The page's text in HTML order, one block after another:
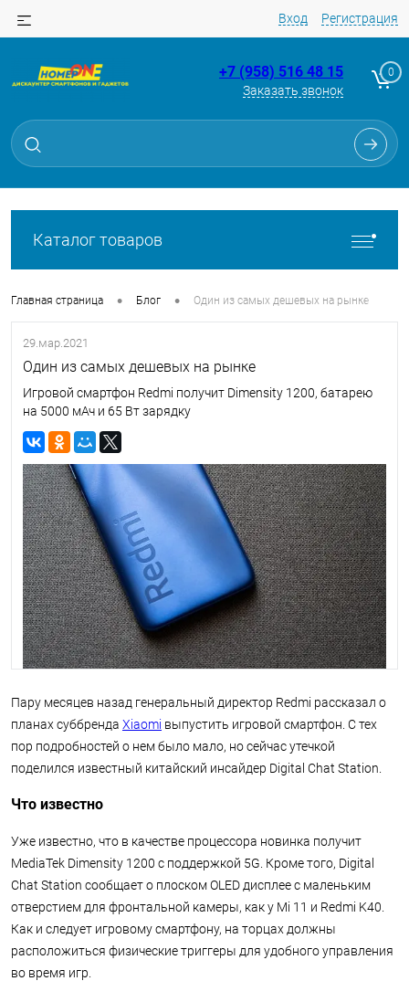
Вход Регистрация
+7 (958) 516 48 15
Заказать звонок
0
Каталог товаров
Главная страница • Блог • Один из самых дешевых на рынке
29.мар.2021
Один из самых дешевых на рынке
Игровой смартфон Redmi получит Dimensity 1200, батарею
на 5000 мАч и 65 Вт зарядку
Пару месяцев назад генеральный директор Redmi рассказал о
планах суббренда Xiaomi выпустить игровой смартфон. С тех
пор подробностей о нем было мало, но сейчас утечкой
поделился известный китайский инсайдер Digital Chat Station.
Что известно
Уже известно, что в качестве процессора новинка получит
MediaTek Dimensity 1200 с поддержкой 5G. Кроме того, Digital
Chat Station сообщает о плоском OLED дисплее с маленьким
отверстием для фронтальной камеры, как у Mi 11 и Redmi K40.
Как и следует игровому смартфону, на торцах должны
расположиться физические триггеры для удобного управления
во время игр.